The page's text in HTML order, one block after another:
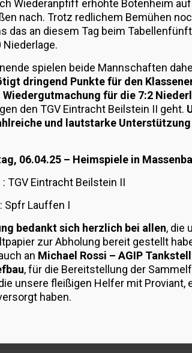
Wiederanpfiff erhöhte Botenheim
nach. Trotz redlichem Bemühen
das an diesem Tag beim
Niederlage.
spielen beide Mannschaften
dringend Punkte für den
Wiedergutmachung für die 7:2
den TGV Eintracht Beilstein II geht.
und lautstarke
06.04.25 – Heimspiele in
: TGV Eintracht Beilstein II
Spfr Lauffen I
bedankt sich herzlich bei allen, die
zur Abholung bereit gestellt
an Michael Rossi – AGIP
, für die Bereitstellung der
unsere fleißigen Helfer mit Proviant,
haben.